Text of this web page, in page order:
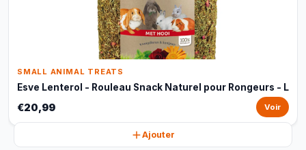
SMALL ANIMAL TREATS
Esve Lenterol - Rouleau Snack Naturel pour Rongeurs - L
€20,99 Voir
Ajouter